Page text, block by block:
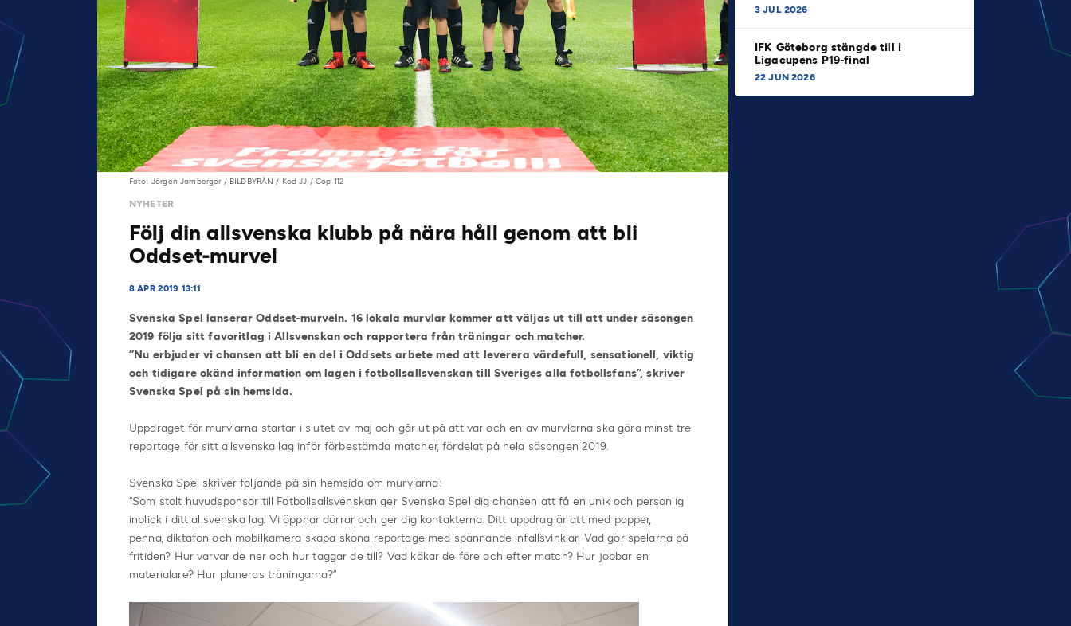
Foto: Jörgen Jarnberger / BILDBYRÅN / Kod JJ / Cop 112
NYHETER
Följ din allsvenska klubb på nära håll genom att bli
Oddset-murvel
8 APR 2019 13:11
Svenska Spel lanserar Oddset-murveln. 16 lokala murvlar kommer att väljas ut till att under säsongen
2019 följa sitt favoritlag i Allsvenskan och rapportera från träningar och matcher.
”Nu erbjuder vi chansen att bli en del i Oddsets arbete med att leverera värdefull, sensationell, viktig
och tidigare okänd information om lagen i fotbollsallsvenskan till Sveriges alla fotbollsfans”, skriver
Svenska Spel på sin hemsida.
Uppdraget för murvlarna startar i slutet av maj och går ut på att var och en av murvlarna ska göra minst tre
reportage för sitt allsvenska lag inför förbestämda matcher, fördelat på hela säsongen 2019.
Svenska Spel skriver följande på sin hemsida om murvlarna:
”Som stolt huvudsponsor till Fotbollsallsvenskan ger Svenska Spel dig chansen att få en unik och personlig
inblick i ditt allsvenska lag. Vi öppnar dörrar och ger dig kontakterna. Ditt uppdrag är att med papper,
penna, diktafon och mobilkamera skapa sköna reportage med spännande infallsvinklar. Vad gör spelarna på
fritiden? Hur varvar de ner och hur taggar de till? Vad käkar de före och efter match? Hur jobbar en
materialare? Hur planeras träningarna?”
3 JUL 2026
IFK Göteborg stängde till i
Ligacupens P19-final
22 JUN 2026